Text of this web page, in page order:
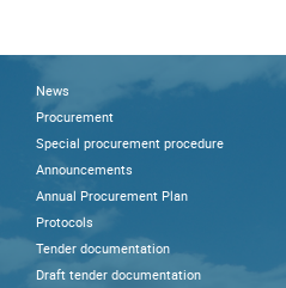
News
Procurement
Special procurement procedure
Announcements
Annual Procurement Plan
Protocols
Tender documentation
Draft tender documentation